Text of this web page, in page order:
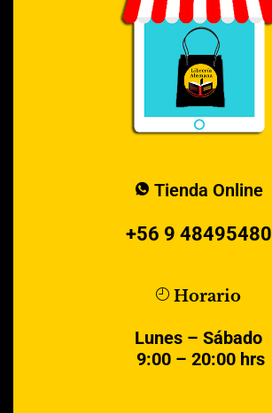
Tienda Online
+56 9 48495480
Horario
Lunes – Sábado
9:00 – 20:00 hrs